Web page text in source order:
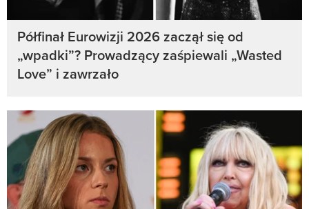
Półfinał Eurowizji 2026 zaczął się od
„wpadki”? Prowadzący zaśpiewali „Wasted
Love” i zawrzało